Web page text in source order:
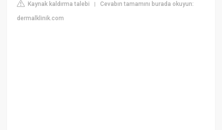
Kaynak kaldırma talebi |Cevabın tamamını burada okuyun:
dermalklinik.com